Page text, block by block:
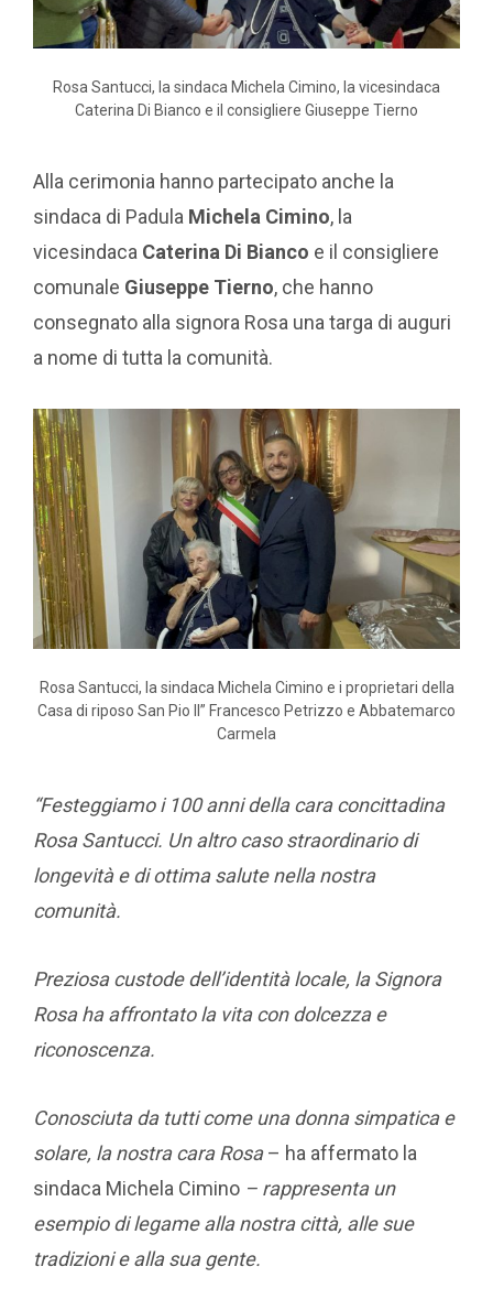
Rosa Santucci, la sindaca Michela Cimino, la vicesindaca
Caterina Di Bianco e il consigliere Giuseppe Tierno
Alla cerimonia hanno partecipato anche la
sindaca di Padula Michela Cimino, la
vicesindaca Caterina Di Bianco e il consigliere
comunale Giuseppe Tierno, che hanno
consegnato alla signora Rosa una targa di auguri
a nome di tutta la comunità.
Rosa Santucci, la sindaca Michela Cimino e i proprietari della
Casa di riposo San Pio II” Francesco Petrizzo e Abbatemarco
Carmela
“Festeggiamo i 100 anni della cara concittadina
Rosa Santucci. Un altro caso straordinario di
longevità e di ottima salute nella nostra
comunità.
Preziosa custode dell’identità locale, la Signora
Rosa ha affrontato la vita con dolcezza e
riconoscenza.
Conosciuta da tutti come una donna simpatica e
solare, la nostra cara Rosa– ha affermato la
sindaca Michela Cimino – rappresenta un
esempio di legame alla nostra città, alle sue
tradizioni e alla sua gente.